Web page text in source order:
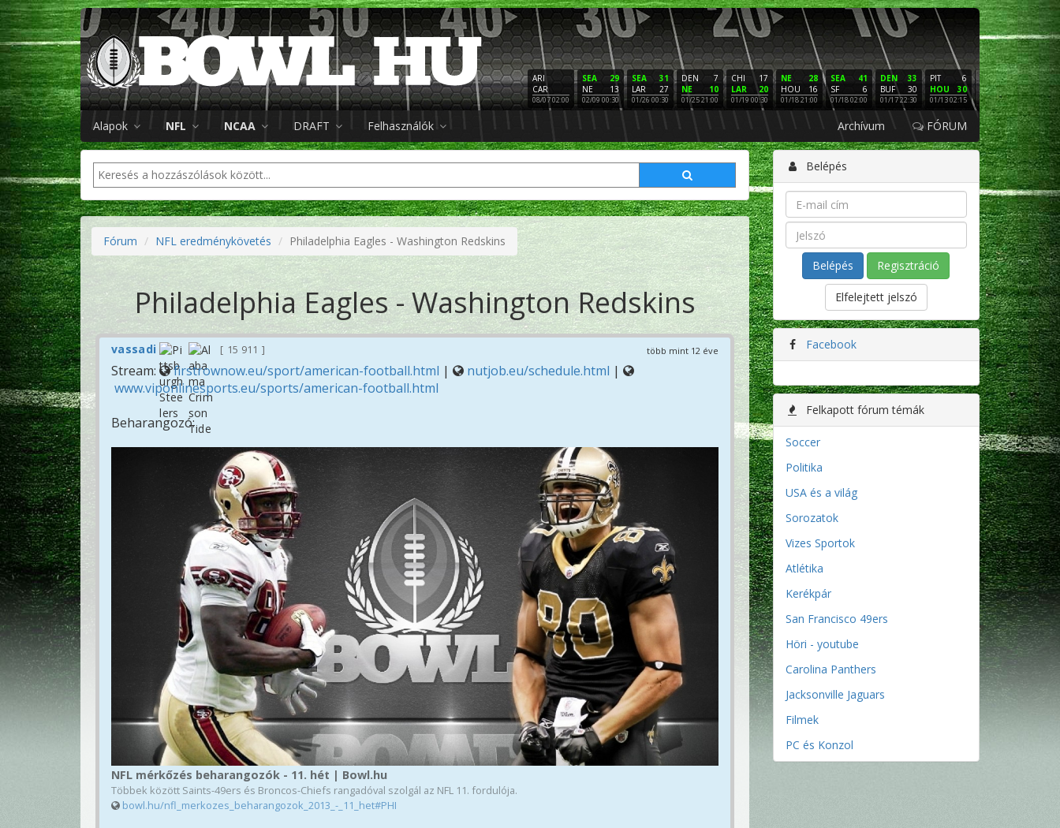
ARI
CAR
08/07 02:00
29
SEA
13
NE
02/09 00:30
31
SEA
27
LAR
01/26 00:30
7
DEN
10
NE
01/25 21:00
17
CHI
20
LAR
01/19 00:30
28
NE
16
HOU
01/18 21:00
41
SEA
6
SF
01/18 02:00
33
DEN
30
BUF
01/17 22:30
6
PIT
30
HOU
01/13 02:15
16
NE
3
LAC
01/12 02:00
PHI
SF
01/11
Alapok NFL NCAA DRAFT Felhasználók Archívum FÓRUM
Fórum NFL eredménykövetés Philadelphia Eagles - Washington Redskins
Philadelphia Eagles - Washington Redskins
több mint 12 éve
vassadi 15 911
Stream: firstrownow.eu/sport/american-football.html | nutjob.eu/schedule.html |
www.viponlinesports.eu/sports/american-football.html
Beharangozó:
NFL mérkőzés beharangozók - 11. hét | Bowl.hu
Többek között Saints-49ers és Broncos-Chiefs rangadóval szolgál az NFL 11. fordulója.
bowl.hu/nfl_merkozes_beharangozok_2013_-_11_het#PHI
Belépés
Regisztráció
Elfelejtett jelszó
Facebook
Felkapott fórum témák
Soccer
Politika
USA és a világ
Sorozatok
Vizes Sportok
Atlétika
Kerékpár
San Francisco 49ers
Höri - youtube
Carolina Panthers
Jacksonville Jaguars
Filmek
PC és Konzol